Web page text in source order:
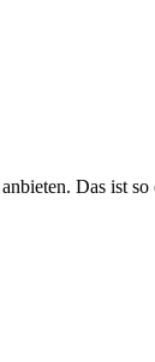
Das ist so